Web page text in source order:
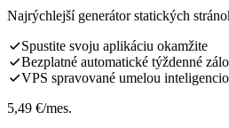
Najrýchlejší generátor statických
Spustite svoju aplikáciu okamžite
Bezplatné automatické týždenné
VPS spravované umelou
5,49 €/mes.